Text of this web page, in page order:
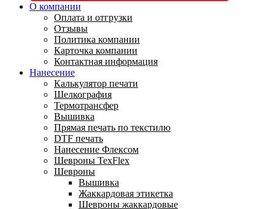
О компании
Оплата и отгрузки
Отзывы
Политика компании
Карточка компании
Контактная информация
Нанесение
Калькулятор печати
Шелкография
Термотрансфер
Вышивка
Прямая печать по текстилю
DTF печать
Нанесение Флексом
Шевроны TexFlex
Шевроны
Вышивка
Жаккардовая этикетка
Шевроны жаккардовые